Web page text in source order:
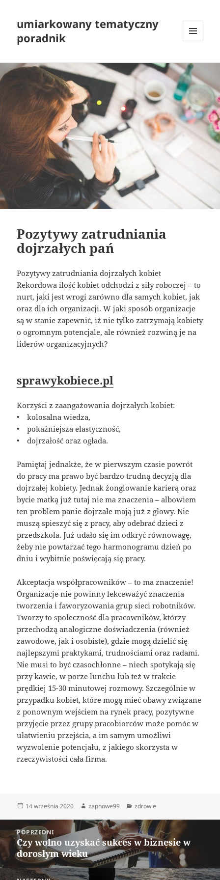
umiarkowany tematyczny
poradnik
WIDGETY
Pozytywy zatrudniania
dojrzałych pań
Pozytywy zatrudniania dojrzałych kobiet
Rekordowa ilość kobiet odchodzi z siły roboczej – to
nurt, jaki jest wrogi zarówno dla samych kobiet, jak
oraz dla ich organizacji. W jaki sposób organizacje
są w stanie zapewnić, iż nie tylko zatrzymają kobiety
o ogromnym potencjale, ale również rozwiną je na
liderów organizacyjnych?
sprawykobiece.pl
Korzyści z zaangażowania dojrzałych kobiet:
• kolosalna wiedza,
• pokaźniejsza elastyczność,
• dojrzałość oraz ogłada.
Pamiętaj jednakże, że w pierwszym czasie powrót
do pracy ma prawo być bardzo trudną decyzją dla
dojrzałej kobiety. Jednak żonglowanie karierą oraz
bycie matką już tutaj nie ma znaczenia – albowiem
ten problem panie dojrzałe mają już z głowy. Nie
muszą spieszyć się z pracy, aby odebrać dzieci z
przedszkola. Już udało się im odkryć równowagę,
żeby nie powtarzać tego harmonogramu dzień po
dniu i wybitnie poświęcają się pracy.
Akceptacja współpracowników – to ma znaczenie!
Organizacje nie powinny lekceważyć znaczenia
tworzenia i faworyzowania grup sieci robotników.
Tworzy to społeczność dla pracowników, którzy
przechodzą analogiczne doświadczenia (również
zawodowe, jak i osobiste), gdzie mogą dzielić się
najlepszymi praktykami, trudnościami oraz radami.
Nie musi to być czasochłonne – niech spotykają się
przy kawie, w porze lunchu lub też w trakcie
prędkiej 15-30 minutowej rozmowy. Szczególnie w
przypadku kobiet, które mogą mieć obawy związane
z ponownym wejściem na rynek pracy, pozytywne
przyjęcie przez grupy pracobiorców może pomóc w
ułatwieniu przejścia, a im samym umożliwi
wyzwolenie potencjału, z jakiego skorzysta w
rzeczywistości cała firma.
Data
14 września 2020 Autor
zapnowe99 Kategorie
zdrowie
Nawigacja
wpisuPOPRZEDNI
Poprzedni
wpis:
Czy wolno uzyskać sukces w biznesie w
dorosłym wieku